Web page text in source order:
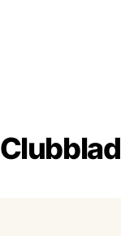
Clubblad